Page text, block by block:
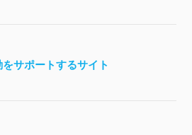
サポートするサイト